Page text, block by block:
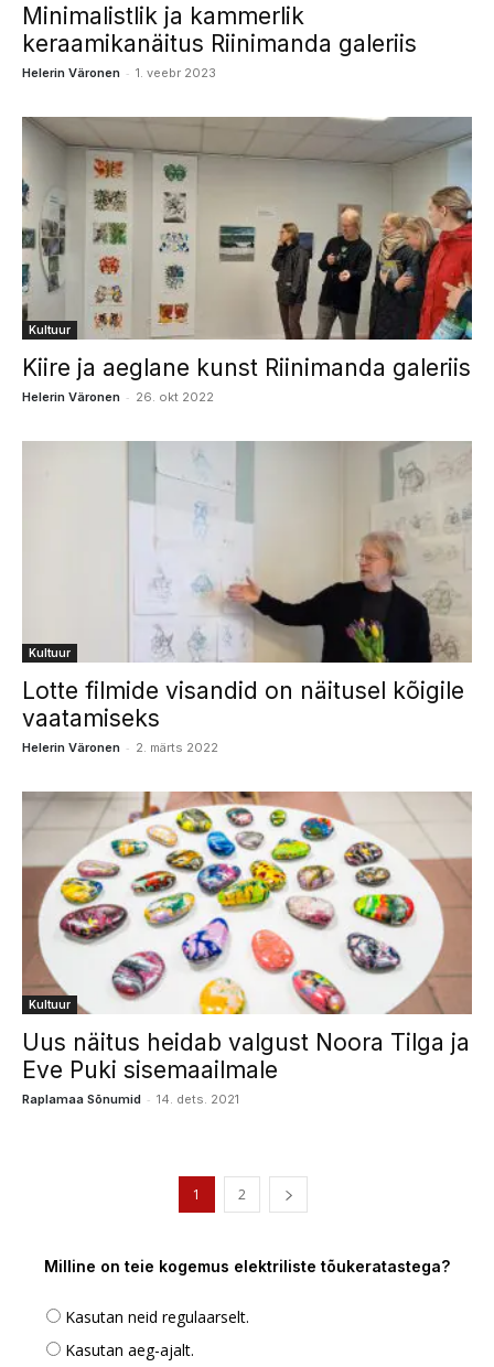
Minimalistlik ja kammerlik
keraamikanäitus Riinimanda galeriis
Helerin Väronen - 1. veebr 2023
Kultuur
Kiire ja aeglane kunst Riinimanda galeriis
Helerin Väronen - 26. okt 2022
Kultuur
Lotte filmide visandid on näitusel kõigile
vaatamiseks
Helerin Väronen - 2. märts 2022
Kultuur
Uus näitus heidab valgust Noora Tilga ja
Eve Puki sisemaailmale
Raplamaa Sõnumid - 14. dets. 2021
1 2
Milline on teie kogemus elektriliste tõukeratastega?
Kasutan neid regulaarselt.
Kasutan aeg-ajalt.